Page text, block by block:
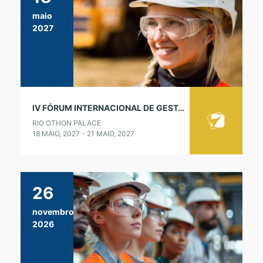
maio
2027
IV FÓRUM INTERNACIONAL DE GESTÃO DA CULTURA,LIDERANÇA E COMPORTAMENTOS EM SEGURANÇA
RIO OTHON PALACE
18 MAIO, 2027 - 21 MAIO, 2027
26
novembro
2026